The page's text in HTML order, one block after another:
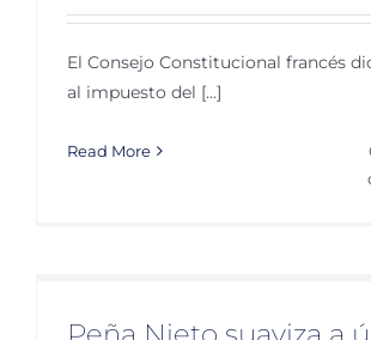
El Consejo Constitucional francés
al impuesto del [...]
Read More